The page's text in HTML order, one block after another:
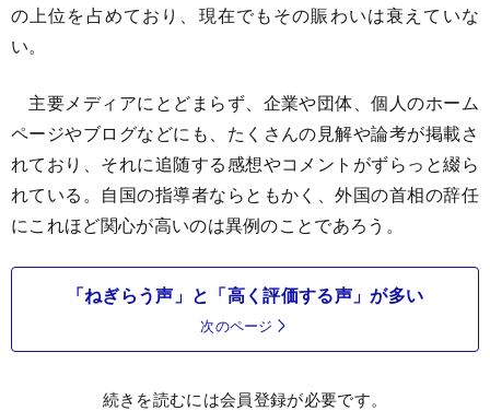
の上位を占めており、現在でもその賑わいは衰えていな
い。
主要メディアにとどまらず、企業や団体、個人のホーム
ページやブログなどにも、たくさんの見解や論考が掲載さ
れており、それに追随する感想やコメントがずらっと綴ら
れている。自国の指導者ならともかく、外国の首相の辞任
にこれほど関心が高いのは異例のことであろう。
「ねぎらう声」と「高く評価する声」が多い
次のページ
続きを読むには会員登録が必要です。